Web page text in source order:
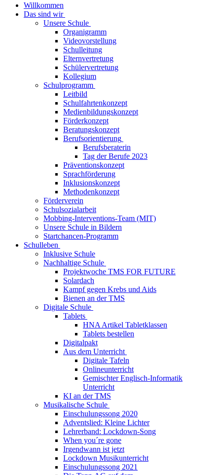
Willkommen
Das sind wir
Unsere Schule
Organigramm
Videovorstellung
Schulleitung
Elternvertretung
Schülervertretung
Kollegium
Schulprogramm
Leitbild
Schulfahrtenkonzept
Medienbildungskonzept
Förderkonzept
Beratungskonzept
Berufsorientierung
Berufsberaterin
Tag der Berufe 2023
Präventionskonzept
Sprachförderung
Inklusionskonzept
Methodenkonzept
Förderverein
Schulsozialarbeit
Mobbing-Interventions-Team (MIT)
Unsere Schule in Bildern
Startchancen-Programm
Schulleben
Inklusive Schule
Nachhaltige Schule
Projektwoche TMS FOR FUTURE
Solardach
Kampf gegen Krebs und Aids
Bienen an der TMS
Digitale Schule
Tablets
HNA Artikel Tabletklassen
Tablets bestellen
Digitalpakt
Aus dem Unterricht
Digitale Tafeln
Onlineunterricht
Gemischter Englisch-Informatik
Unterricht
KI an der TMS
Musikalische Schule
Einschulungssong 2020
Adventslied: Kleine Lichter
Lehrerband: Lockdown-Song
When you´re gone
Irgendwann ist jetzt
Lockdown Musikunterricht
Einschulungssong 2021